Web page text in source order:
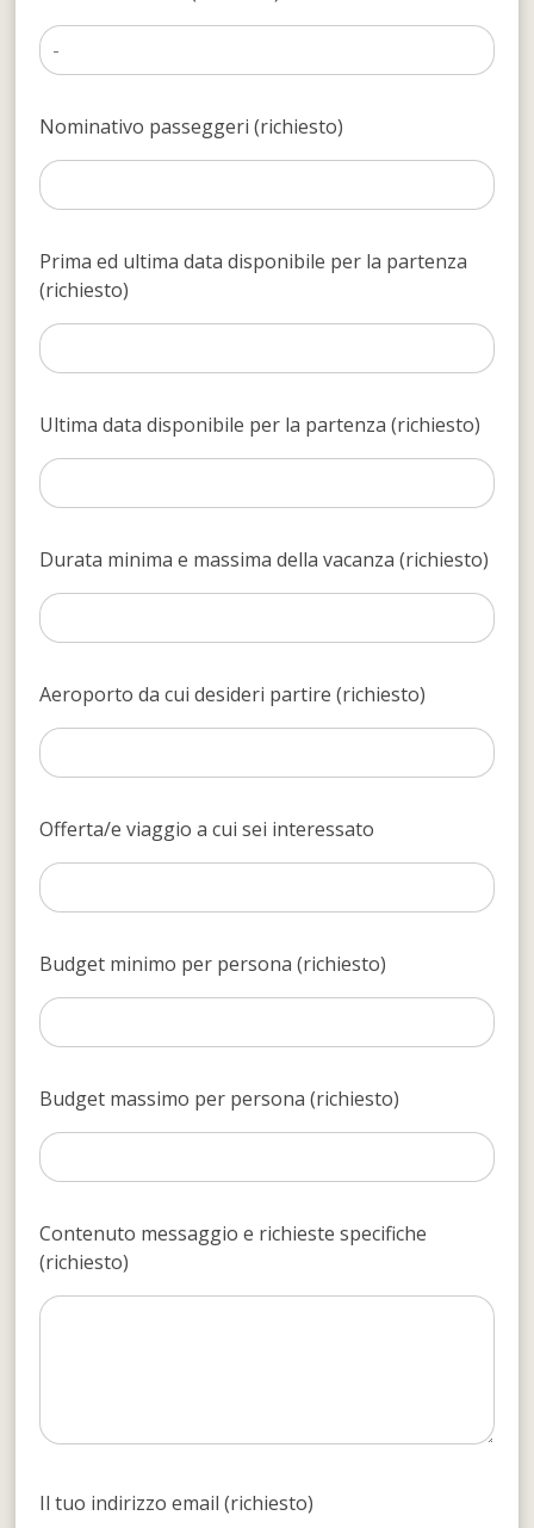
Nominativo passeggeri (richiesto)
Prima ed ultima data disponibile per la partenza
(richiesto)
Ultima data disponibile per la partenza (richiesto)
Durata minima e massima della vacanza (richiesto)
Aeroporto da cui desideri partire (richiesto)
Offerta/e viaggio a cui sei interessato
Budget minimo per persona (richiesto)
Budget massimo per persona (richiesto)
Contenuto messaggio e richieste specifiche
(richiesto)
Il tuo indirizzo email (richiesto)